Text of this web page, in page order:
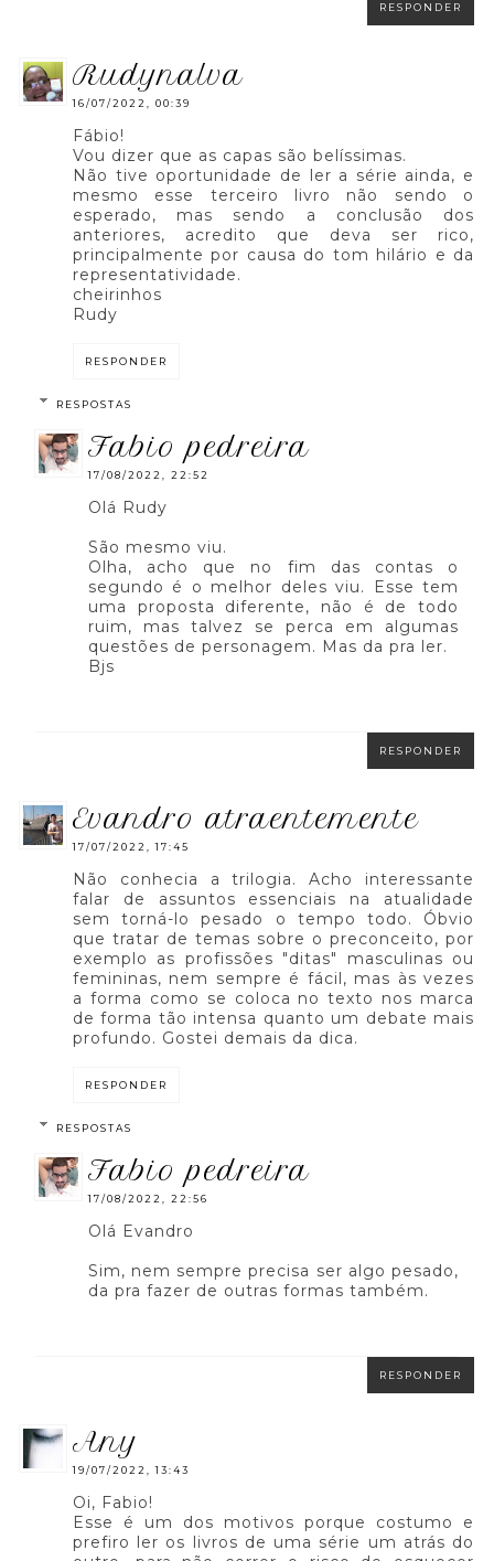
RESPONDER
rudynalva
16/07/2022, 00:39
Fábio!
Vou dizer que as capas são belíssimas.
Não tive oportunidade de ler a série ainda, e
mesmo esse terceiro livro não sendo o
esperado, mas sendo a conclusão dos
anteriores, acredito que deva ser rico,
principalmente por causa do tom hilário e da
representatividade.
cheirinhos
Rudy
RESPONDER
RESPOSTAS
fabio pedreira
17/08/2022, 22:52
Olá Rudy
São mesmo viu.
Olha, acho que no fim das contas o
segundo é o melhor deles viu. Esse tem
uma proposta diferente, não é de todo
ruim, mas talvez se perca em algumas
questões de personagem. Mas da pra ler.
Bjs
RESPONDER
evandro atraentemente
17/07/2022, 17:45
Não conhecia a trilogia. Acho interessante
falar de assuntos essenciais na atualidade
sem torná-lo pesado o tempo todo. Óbvio
que tratar de temas sobre o preconceito, por
exemplo as profissões "ditas" masculinas ou
femininas, nem sempre é fácil, mas às vezes
a forma como se coloca no texto nos marca
de forma tão intensa quanto um debate mais
profundo. Gostei demais da dica.
RESPONDER
RESPOSTAS
fabio pedreira
17/08/2022, 22:56
Olá Evandro
Sim, nem sempre precisa ser algo pesado,
da pra fazer de outras formas também.
RESPONDER
any
19/07/2022, 13:43
Oi, Fabio!
Esse é um dos motivos porque costumo e
prefiro ler os livros de uma série um atrás do